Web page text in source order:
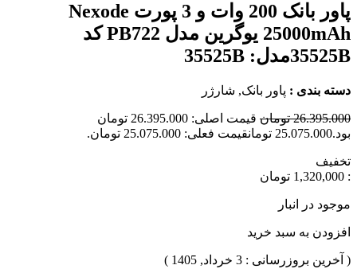
پاور بانک 200 وات و 3 پورت Nexode
25000mAh یوگرین مدل PB722 کد
35525Bمدل: 35525B
دسته بندی : پاور بانک, شارژر
26.395.000 تومان
قیمت اصلی: 26.395.000 تومان
بود.25.075.000 تومانقیمت فعلی: 25.075.000 تومان.
تخفیف
: 1,320,000 تومان
موجود در انبار
افزودن به سبد خرید
( آخرین بروزرسانی : 3 خرداد, 1405 )